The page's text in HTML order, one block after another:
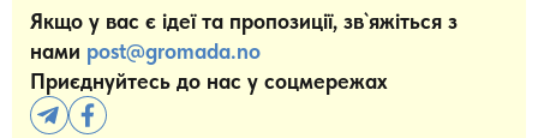
Якщо у вас є ідеї та пропозиції, зв`яжіться з
нами post@gromada.no
Приєднуйтесь до нас у соцмережах